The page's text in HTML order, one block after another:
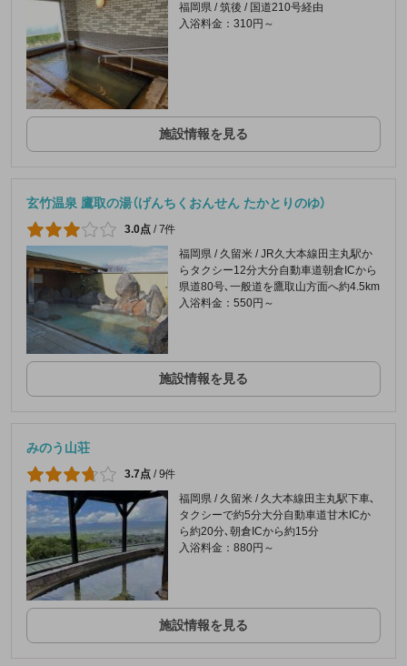
福岡県 / 筑後 / 国道210号経由
入浴料金：310円～
施設情報を見る
玄竹温泉 鷹取の湯（げんちくおんせん たかとりのゆ）
3.0点 /7件
福岡県 / 久留米 / JR久大本線田主丸駅か
らタクシー12分大分自動車道朝倉ICから
県道80号､一般道を鷹取山方面へ約4.5km
入浴料金：550円～
施設情報を見る
みのう山荘
3.7点 /9件
福岡県 / 久留米 / 久大本線田主丸駅下車､
タクシーで約5分大分自動車道甘木ICか
ら約20分､朝倉ICから約15分
入浴料金：880円～
施設情報を見る